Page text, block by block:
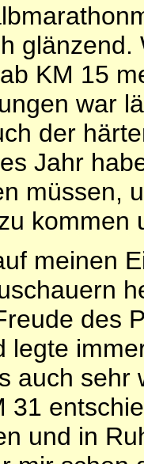
KM 15
war
der
Jahr
müssen,
kommen
meinen
des
legte
auch
31
und in